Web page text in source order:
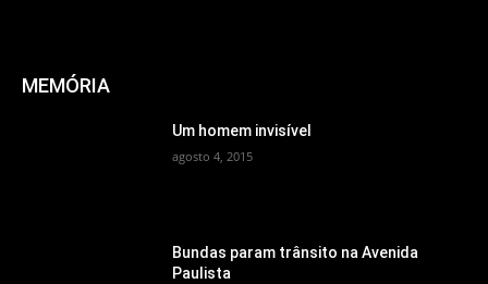
MEMÓRIA
Um homem invisível
agosto 4, 2015
Bundas param trânsito na Avenida
Paulista